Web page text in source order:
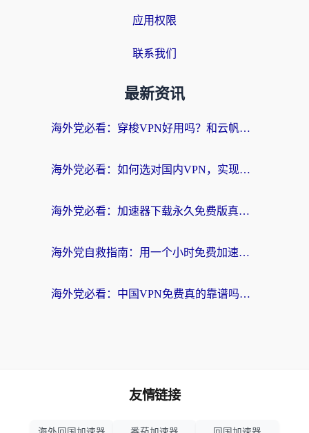
应用权限
联系我们
最新资讯
海外党必看：穿梭VPN好用吗？和云帆VPN对比哪个回国效果更好？附真实测评+避坑指南
海外党必看：如何选对国内VPN，实现无缝访问国内资源？
海外党必看：加速器下载永久免费版真的存在吗？教你无缝访问国内资源的正确姿势
海外党自救指南：用一个小时免费加速器，轻松打破国内资源访问壁垒？
海外党必看：中国VPN免费真的靠谱吗？手把手教你选对回国加速器
友情链接